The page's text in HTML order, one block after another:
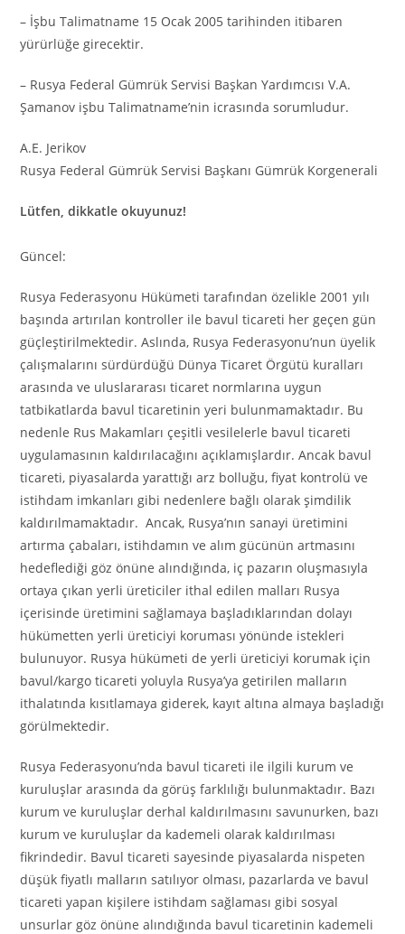
– İşbu Talimatname 15 Ocak 2005 tarihinden itibaren
yürürlüğe girecektir.
– Rusya Federal Gümrük Servisi Başkan Yardımcısı V.A.
Şamanov işbu Talimatname’nin icrasında sorumludur.
A.E. Jerikov
Rusya Federal Gümrük Servisi Başkanı Gümrük Korgenerali
Lütfen, dikkatle okuyunuz!
Güncel:
Rusya Federasyonu Hükümeti tarafından özelikle 2001 yılı
başında artırılan kontroller ile bavul ticareti her geçen gün
güçleştirilmektedir. Aslında, Rusya Federasyonu’nun üyelik
çalışmalarını sürdürdüğü Dünya Ticaret Örgütü kuralları
arasında ve uluslararası ticaret normlarına uygun
tatbikatlarda bavul ticaretinin yeri bulunmamaktadır. Bu
nedenle Rus Makamları çeşitli vesilelerle bavul ticareti
uygulamasının kaldırılacağını açıklamışlardır. Ancak bavul
ticareti, piyasalarda yarattığı arz bolluğu, fiyat kontrolü ve
istihdam imkanları gibi nedenlere bağlı olarak şimdilik
kaldırılmamaktadır. Ancak, Rusya’nın sanayi üretimini
artırma çabaları, istihdamın ve alım gücünün artmasını
hedeflediği göz önüne alındığında, iç pazarın oluşmasıyla
ortaya çıkan yerli üreticiler ithal edilen malları Rusya
içerisinde üretimini sağlamaya başladıklarından dolayı
hükümetten yerli üreticiyi koruması yönünde istekleri
bulunuyor. Rusya hükümeti de yerli üreticiyi korumak için
bavul/kargo ticareti yoluyla Rusya’ya getirilen malların
ithalatında kısıtlamaya giderek, kayıt altına almaya başladığı
görülmektedir.
Rusya Federasyonu’nda bavul ticareti ile ilgili kurum ve
kuruluşlar arasında da görüş farklılığı bulunmaktadır. Bazı
kurum ve kuruluşlar derhal kaldırılmasını savunurken, bazı
kurum ve kuruluşlar da kademeli olarak kaldırılması
fikrindedir. Bavul ticareti sayesinde piyasalarda nispeten
düşük fiyatlı malların satılıyor olması, pazarlarda ve bavul
ticareti yapan kişilere istihdam sağlaması gibi sosyal
unsurlar göz önüne alındığında bavul ticaretinin kademeli